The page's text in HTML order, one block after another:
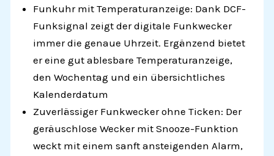
Funkuhr mit Temperaturanzeige: Dank DCF-
Funksignal zeigt der digitale Funkwecker
immer die genaue Uhrzeit. Ergänzend bietet
er eine gut ablesbare Temperaturanzeige,
den Wochentag und ein übersichtliches
Kalenderdatum
Zuverlässiger Funkwecker ohne Ticken: Der
geräuschlose Wecker mit Snooze-Funktion
weckt mit einem sanft ansteigenden Alarm,